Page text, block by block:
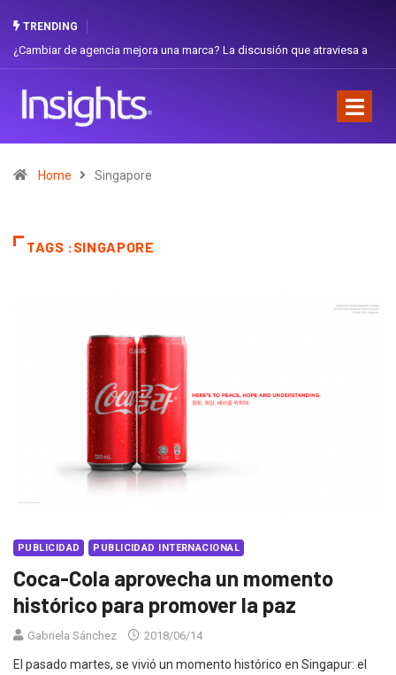
TRENDING
¿Cambiar de agencia mejora una marca? La discusión que atraviesa a
Home Singapore
TAGS :SINGAPORE
PUBLICIDAD PUBLICIDAD INTERNACIONAL
Coca-Cola aprovecha un momento
histórico para promover la paz
Gabriela Sánchez 2018/06/14
El pasado martes, se vivió un momento histórico en Singapur: el